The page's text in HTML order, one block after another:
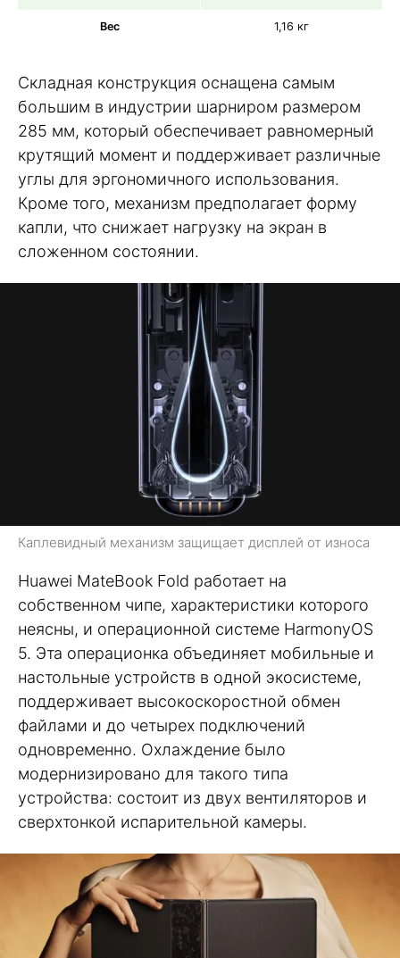
Вес 1,16 кг
Складная конструкция оснащена самым
большим в индустрии шарниром размером
285 мм, который обеспечивает равномерный
крутящий момент и поддерживает различные
углы для эргономичного использования.
Кроме того, механизм предполагает форму
капли, что снижает нагрузку на экран в
сложенном состоянии.
Каплевидный механизм защищает дисплей от износа
Huawei MateBook Fold работает на
собственном чипе, характеристики которого
неясны, и операционной системе HarmonyOS
5. Эта операционка объединяет мобильные и
настольные устройств в одной экосистеме,
поддерживает высокоскоростной обмен
файлами и до четырех подключений
одновременно. Охлаждение было
модернизировано для такого типа
устройства: состоит из двух вентиляторов и
сверхтонкой испарительной камеры.